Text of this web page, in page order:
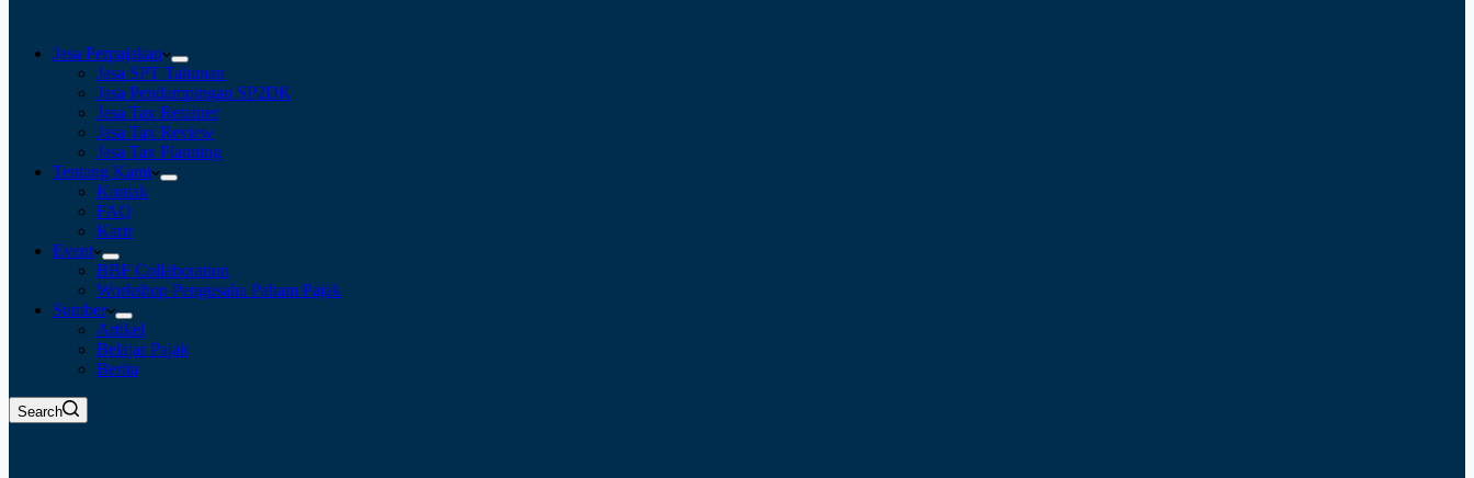
Jasa Perpajakan
Jasa SPT Tahunan
Jasa Pendampingan SP2DK
Jasa Tax Retainer
Jasa Tax Review
Jasa Tax Planning
Tentang Kami
Kontak
FAQ
Karir
Event
BBF Collaboration
Workshop Pengusaha Paham Pajak
Sumber
Artikel
Belajar Pajak
Berita
Search